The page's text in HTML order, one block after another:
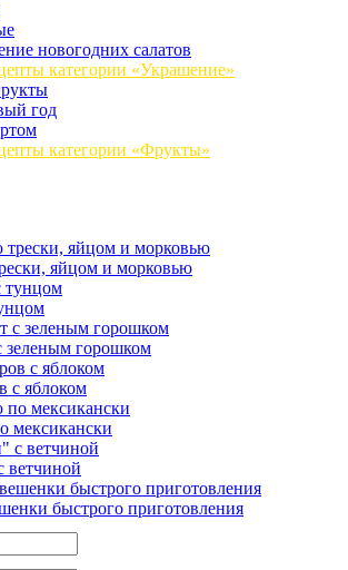
новогодних салатов
категории «Украшение»
год
категории «Фрукты»
яйцом и морковью
зеленым горошком
с яблоком
мексикански
ветчиной
быстрого приготовления